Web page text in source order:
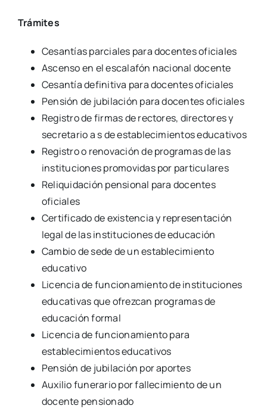
Trámites
Cesantías parciales para docentes oficiales
Ascenso en el escalafón nacional docente
Cesantía definitiva para docentes oficiales
Pensión de jubilación para docentes oficiales
Registro de firmas de rectores, directores y
secretario a s de establecimientos educativos
Registro o renovación de programas de las
instituciones promovidas por particulares
Reliquidación pensional para docentes
oficiales
Certificado de existencia y representación
legal de las instituciones de educación
Cambio de sede de un establecimiento
educativo
Licencia de funcionamiento de instituciones
educativas que ofrezcan programas de
educación formal
Licencia de funcionamiento para
establecimientos educativos
Pensión de jubilación por aportes
Auxilio funerario por fallecimiento de un
docente pensionado